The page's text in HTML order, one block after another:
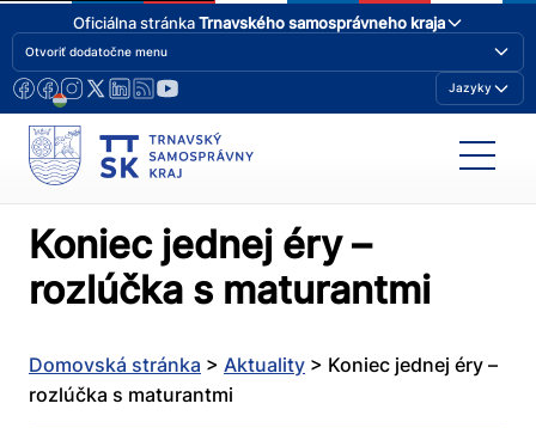
Oficiálna stránkaTrnavského samosprávneho kraja
Otvoriť dodatočne menu
Jazyky
Koniec jednej éry –
rozlúčka s maturantmi
Domovská stránka > Aktuality > Koniec jednej éry –
rozlúčka s maturantmi